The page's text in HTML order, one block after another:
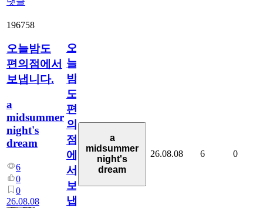
196758
오늘밤도
편의점에서
보냅니다.
a
midsummer
night's
dream
6
0
0
26.08.08
오
늘
밤
도
편
의
점
에
서
보
냅
a
midsummer
night's
dream
26.08.08 6 0